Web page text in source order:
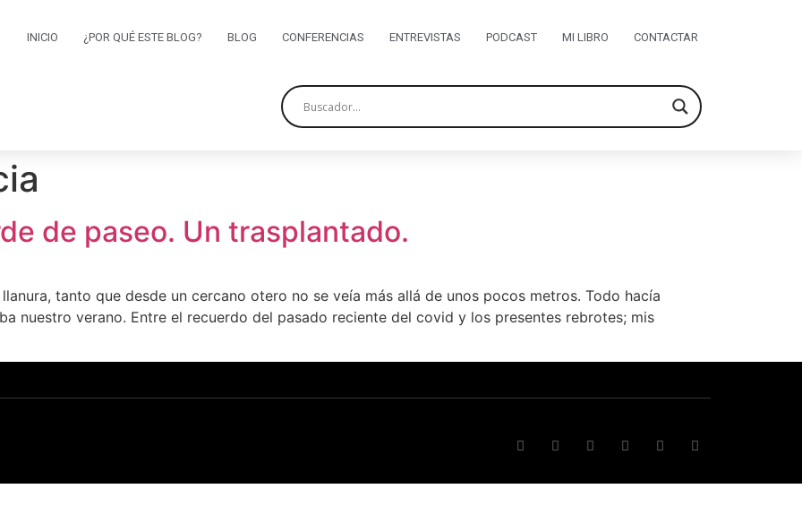
INICIO ¿POR QUÉ ESTE BLOG? BLOG CONFERENCIAS ENTREVISTAS PODCAST MI LIBRO CONTACTAR
de paseo. Un trasplantado.
tanto que desde un cercano otero no se veía más allá de unos pocos metros. Todo hacía
nuestro verano. Entre el recuerdo del pasado reciente del covid y los presentes rebrotes; mis